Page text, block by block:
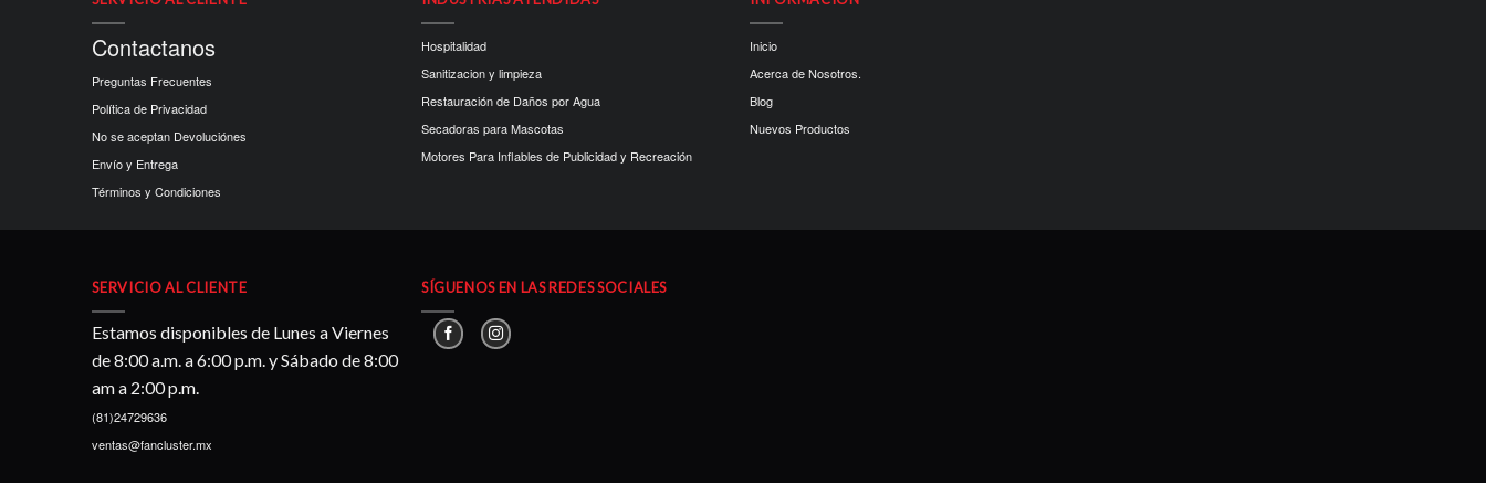
Contactanos
Preguntas Frecuentes
Política de Privacidad
No se aceptan Devoluciónes
Envío y Entrega
Términos y Condiciones
Hospitalidad
Sanitizacion y limpieza
Restauración de Daños por Agua
Secadoras para Mascotas
Motores Para Inflables de Publicidad y Recreación
Inicio
Acerca de Nosotros.
Blog
Nuevos Productos
SERVICIO AL CLIENTE
Estamos disponibles de Lunes a Viernes
de 8:00 a.m. a 6:00 p.m. y Sábado de 8:00
am a 2:00 p.m.
(81)24729636
ventas@fancluster.mx
SÍGUENOS EN LAS REDES SOCIALES